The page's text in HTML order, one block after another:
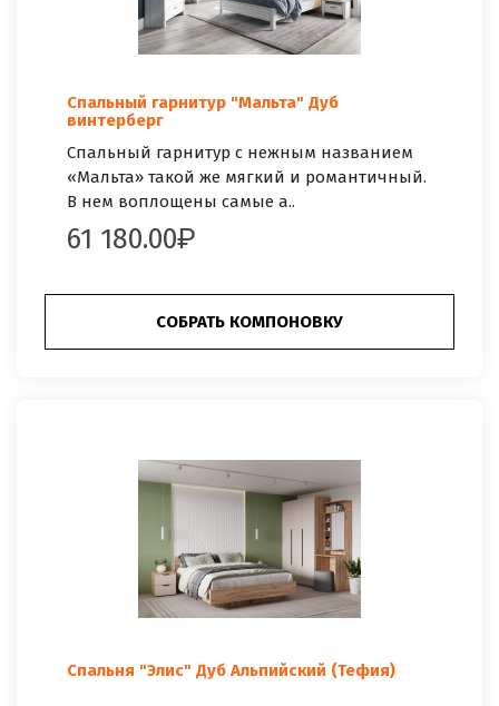
Спальный гарнитур "Мальта" Дуб
винтерберг
Спальный гарнитур с нежным названием
«Мальта» такой же мягкий и романтичный.
В нем воплощены самые а..
61 180.00
СОБРАТЬ КОМПОНОВКУ
Спальня "Элис" Дуб Альпийский (Тефия)